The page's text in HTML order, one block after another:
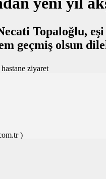
Topaloğlu,
geçmiş olsun
)